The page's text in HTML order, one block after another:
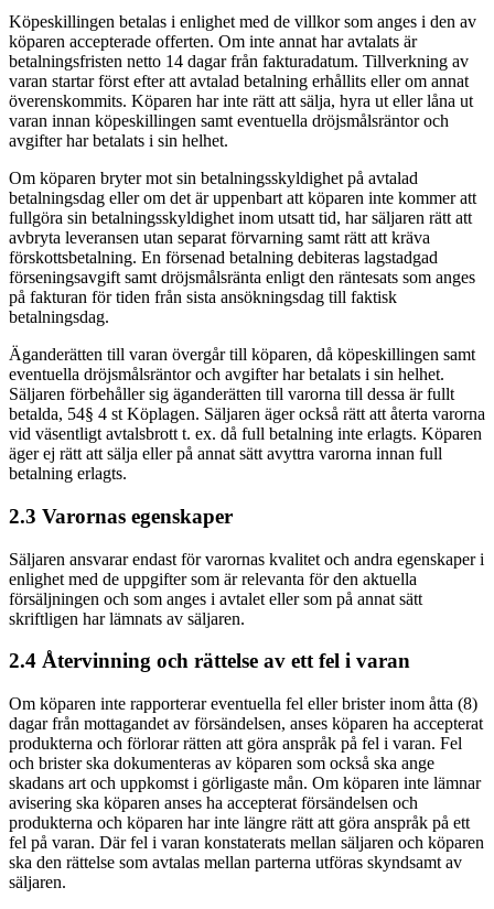
Köpeskillingen betalas i enlighet med de villkor som anges i den av
köparen accepterade offerten. Om inte annat har avtalats är
betalningsfristen netto 14 dagar från fakturadatum. Tillverkning av
varan startar först efter att avtalad betalning erhållits eller om annat
överenskommits. Köparen har inte rätt att sälja, hyra ut eller låna ut
varan innan köpeskillingen samt eventuella dröjsmålsräntor och
avgifter har betalats i sin helhet.
Om köparen bryter mot sin betalningsskyldighet på avtalad
betalningsdag eller om det är uppenbart att köparen inte kommer att
fullgöra sin betalningsskyldighet inom utsatt tid, har säljaren rätt att
avbryta leveransen utan separat förvarning samt rätt att kräva
förskottsbetalning. En försenad betalning debiteras lagstadgad
förseningsavgift samt dröjsmålsränta enligt den räntesats som anges
på fakturan för tiden från sista ansökningsdag till faktisk
betalningsdag.
Äganderätten till varan övergår till köparen, då köpeskillingen samt
eventuella dröjsmålsräntor och avgifter har betalats i sin helhet.
Säljaren förbehåller sig äganderätten till varorna till dessa är fullt
betalda, 54§ 4 st Köplagen. Säljaren äger också rätt att återta varorna
vid väsentligt avtalsbrott t. ex. då full betalning inte erlagts. Köparen
äger ej rätt att sälja eller på annat sätt avyttra varorna innan full
betalning erlagts.
2.3 Varornas egenskaper
Säljaren ansvarar endast för varornas kvalitet och andra egenskaper i
enlighet med de uppgifter som är relevanta för den aktuella
försäljningen och som anges i avtalet eller som på annat sätt
skriftligen har lämnats av säljaren.
2.4 Återvinning och rättelse av ett fel i varan
Om köparen inte rapporterar eventuella fel eller brister inom åtta (8)
dagar från mottagandet av försändelsen, anses köparen ha accepterat
produkterna och förlorar rätten att göra anspråk på fel i varan. Fel
och brister ska dokumenteras av köparen som också ska ange
skadans art och uppkomst i görligaste mån. Om köparen inte lämnar
avisering ska köparen anses ha accepterat försändelsen och
produkterna och köparen har inte längre rätt att göra anspråk på ett
fel på varan. Där fel i varan konstaterats mellan säljaren och köparen
ska den rättelse som avtalas mellan parterna utföras skyndsamt av
säljaren.